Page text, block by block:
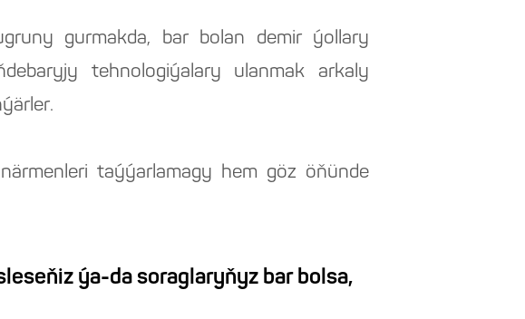
gurmakda, bar bolan demir ýollary
tehnologiýalary ulanmak arkaly
taýýarlamagy hem göz öňünde
ýa-da soraglaryňyz bar bolsa,